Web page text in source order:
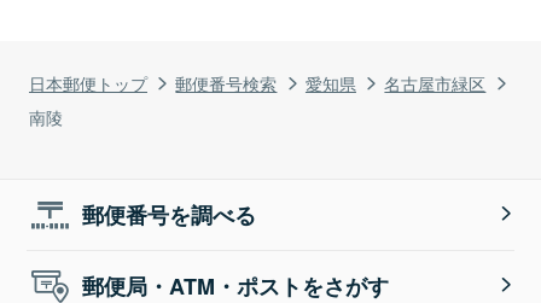
日本郵便トップ 郵便番号検索 愛知県
名古屋市緑区
南陵
郵便番号を調べる
郵便局・ATM・ポストをさがす